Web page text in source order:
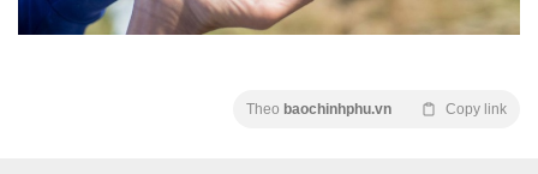
Theo baochinhphu.vn Copy link